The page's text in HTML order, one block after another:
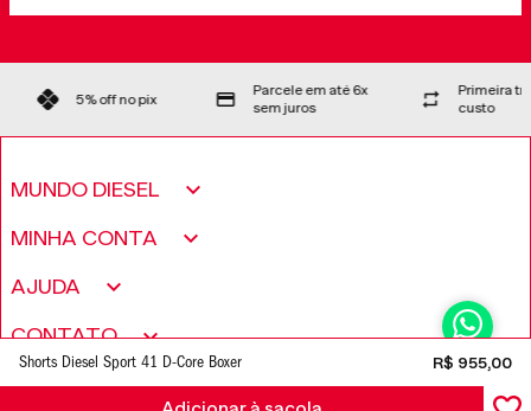
Shorts Diesel Sport 41 D-Core Boxer R$ 955,00
5% off no pix
Parcele em até 6x
sem juros
Primeira
custo
MUNDO DIESEL
Sobre nós
MINHA CONTA
Meus pedidos
Wishlist
AJUDA
Encontre uma loja
Perguntas frequentes
Seja um revendedor
CONTATO